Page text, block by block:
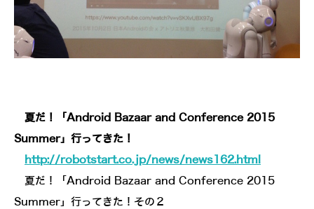
夏だ！「Android Bazaar and Conference 2015
Summer」行ってきた！
http://robotstart.co.jp/news/news162.html
夏だ！「Android Bazaar and Conference 2015
Summer」行ってきた！その２